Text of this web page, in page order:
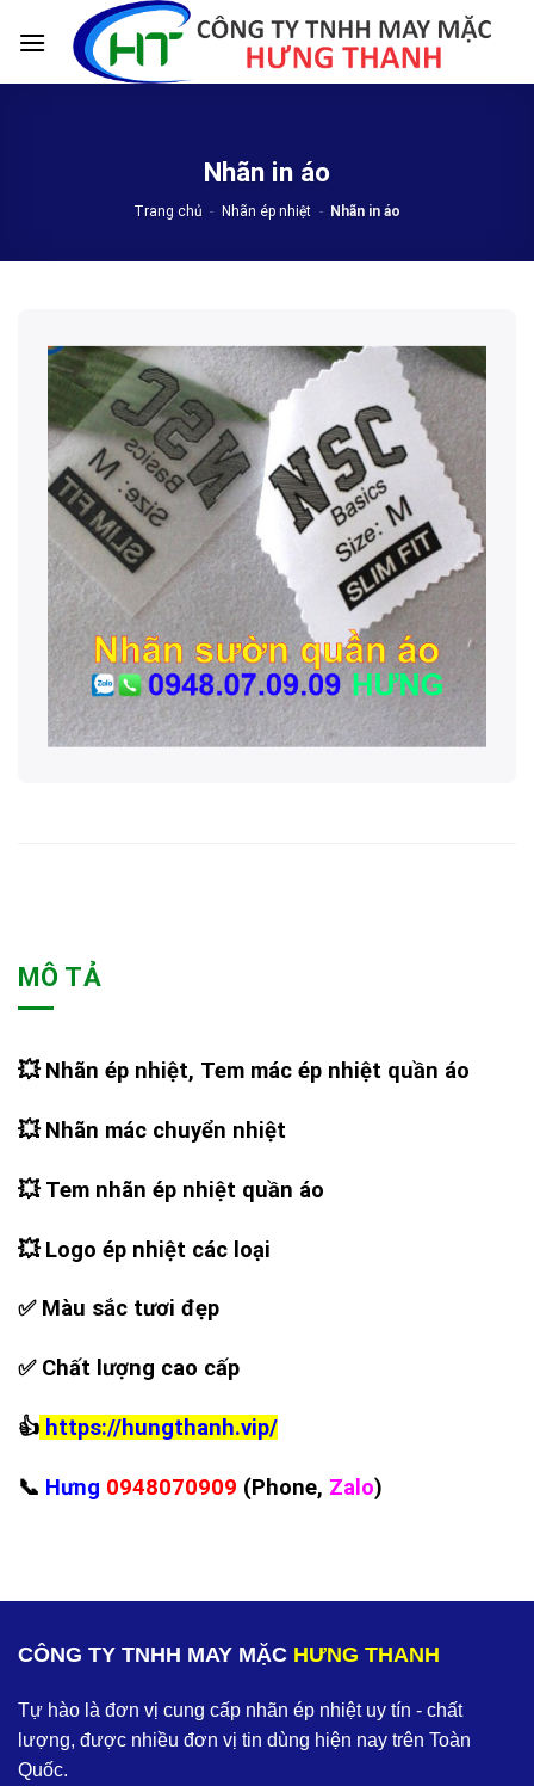
Nhãn in áo
Trang chủ - Nhãn ép nhiệt - Nhãn in áo
MÔ TẢ
💥Nhãn ép nhiệt, Tem mác ép nhiệt quần áo
💥Nhãn mác chuyển nhiệt
💥Tem nhãn ép nhiệt quần áo
💥Logo ép nhiệt các loại
✅Màu sắc tươi đẹp
✅Chất lượng cao cấp
👍 https://hungthanh.vip/
📞 Hưng 0948070909 (Phone, Zalo)
CÔNG TY TNHH MAY MẶC HƯNG THANH
Tự hào là đơn vị cung cấp nhãn ép nhiệt uy tín - chất
lượng, được nhiều đơn vị tin dùng hiện nay trên Toàn
Quốc.